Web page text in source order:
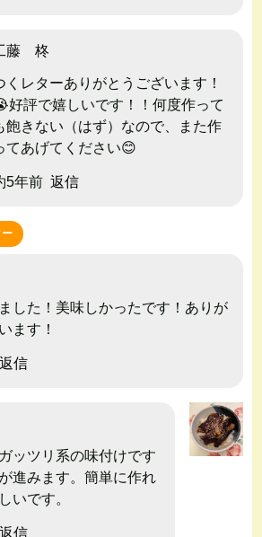
藤 柊
くレターありがとうございます！
好評で嬉しいです！！何度作って
飽きない（はず）なので、また作
てあげてください😊
5年前 返信
した！美味しかったです！ありが
ます！
返信
ッツリ系の味付けです
進みます。簡単に作れ
いです。
返信